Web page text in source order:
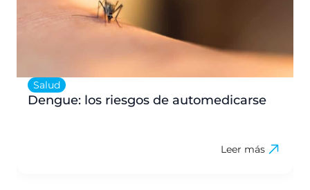
Salud
Dengue: los riesgos de automedicarse
Leer más